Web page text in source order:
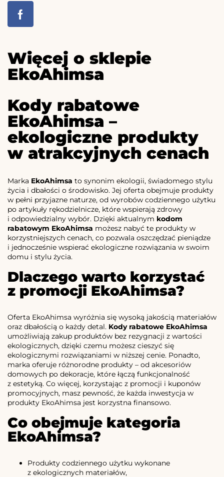
Więcej o sklepie
EkoAhimsa
Kody rabatowe
EkoAhimsa –
ekologiczne produkty
w atrakcyjnych cenach
Marka EkoAhimsa to synonim ekologii, świadomego stylu
życia i dbałości o środowisko. Jej oferta obejmuje produkty
w pełni przyjazne naturze, od wyrobów codziennego użytku
po artykuły rękodzielnicze, które wspierają zdrowy
i odpowiedzialny wybór. Dzięki aktualnym kodom
rabatowym EkoAhimsa możesz nabyć te produkty w
korzystniejszych cenach, co pozwala oszczędzać pieniądze
i jednocześnie wspierać ekologiczne rozwiązania w swoim
domu i stylu życia.
Dlaczego warto korzystać
z promocji EkoAhimsa?
Oferta EkoAhimsa wyróżnia się wysoką jakością materiałów
oraz dbałością o każdy detal. Kody rabatowe EkoAhimsa
umożliwiają zakup produktów bez rezygnacji z wartości
ekologicznych, dzięki czemu możesz cieszyć się
ekologicznymi rozwiązaniami w niższej cenie. Ponadto,
marka oferuje różnorodne produkty – od akcesoriów
domowych po dekoracje, które łączą funkcjonalność
z estetyką. Co więcej, korzystając z promocji i kuponów
promocyjnych, masz pewność, że każda inwestycja w
produkty EkoAhimsa jest korzystna finansowo.
Co obejmuje kategoria
EkoAhimsa?
Produkty codziennego użytku wykonane
z ekologicznych materiałów,